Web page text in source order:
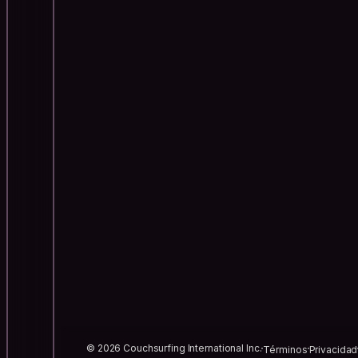
© 2026 Couchsurfing International Inc.TérminosPrivacidad